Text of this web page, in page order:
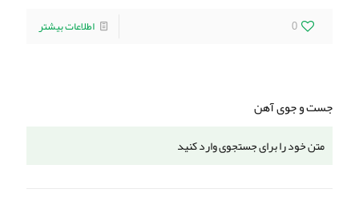
0
اطلاعات بیشتر
جست و جوی آهن